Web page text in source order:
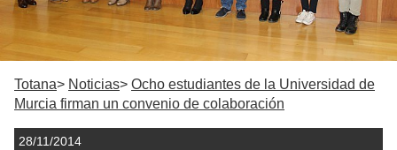
Totana Noticias
Ocho estudiantes de la Universidad de
Murcia firman un convenio de colaboración
28/11/2014